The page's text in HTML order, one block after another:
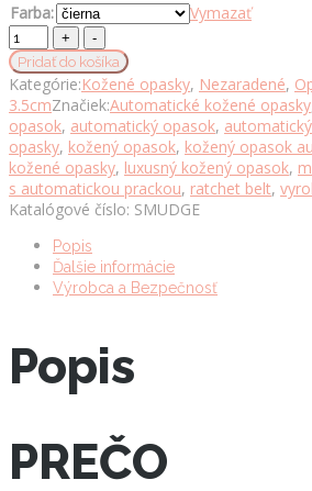
Farba:
Vymazať
Opasok
z
pravej
kože
s
automatickou
prackou
SMUDGE
množstvo
Pridať do košíka
Kategórie:Kožené opasky, Nezaradené,
3.5cmZnačiek:Automatické kožené opasky
opasok, automatický opasok,
opasky, kožený opasok, kožený opasok
kožené opasky, luxusný kožený opasok,
s automatickou prackou, ratchet belt,
Katalógové číslo: SMUDGE
Popis
Ďalšie informácie
Výrobca a Bezpečnosť
Popis
PREČO